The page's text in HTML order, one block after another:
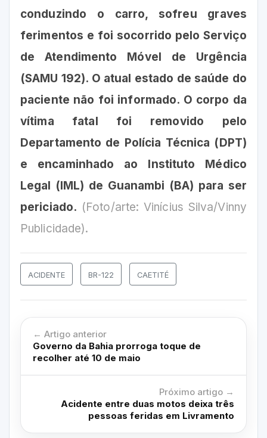
conduzindo o carro, sofreu graves
ferimentos e foi socorrido pelo Serviço
de Atendimento Móvel de Urgência
(SAMU 192). O atual estado de saúde do
paciente não foi informado. O corpo da
vítima fatal foi removido pelo
Departamento de Polícia Técnica (DPT)
e encaminhado ao Instituto Médico
Legal (IML) de Guanambi (BA) para ser
periciado. (Foto/arte: Vinícius Silva/Vinny
Publicidade).
ACIDENTE BR-122 CAETITÉ
← Artigo anterior
Governo da Bahia prorroga toque de
recolher até 10 de maio
Próximo artigo →
Acidente entre duas motos deixa três
pessoas feridas em Livramento